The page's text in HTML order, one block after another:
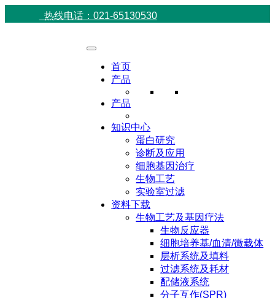
热线电话：021-65130530
首页
产品
产品
知识中心
蛋白研究
诊断及应用
细胞基因治疗
生物工艺
实验室过滤
资料下载
生物工艺及基因疗法
生物反应器
细胞培养基/血清/微载体
层析系统及填料
过滤系统及耗材
配储液系统
分子互作(SPR)